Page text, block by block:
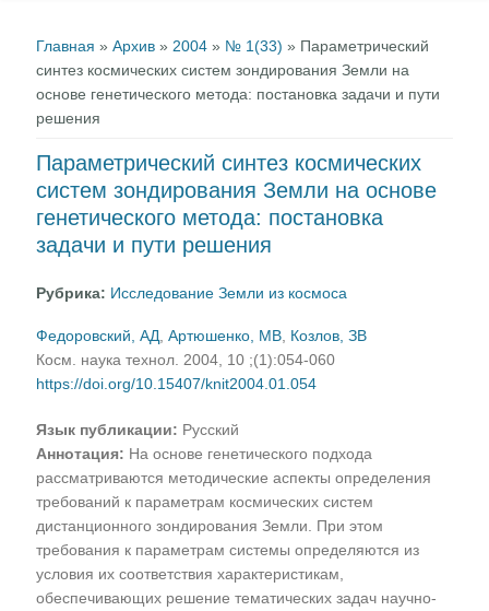
Главная »Архив » 2004 » № 1(33) » Параметрический
синтез космических систем зондирования Земли на
основе генетического метода: постановка задачи и пути
решения
Параметрический синтез космических
систем зондирования Земли на основе
генетического метода: постановка
задачи и пути решения
Рубрика: Исследование Земли из космоса
Федоровский, АД ,Артюшенко, МВ Козлов, ЗВ
Косм. наука технол. 2004, 10 ;(1):054-060
https://doi.org/10.15407/knit2004.01.054
Язык публикации: Русский
Аннотация: На основе генетического подхода
рассматриваются методические аспекты определения
требований к параметрам космических систем
дистанционного зондирования Земли. При этом
требования к параметрам системы определяются из
условия их соответствия характеристикам,
обеспечивающих решение тематических задач научно-